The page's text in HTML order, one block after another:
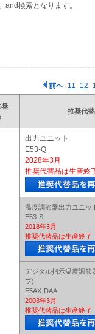
検索となります。
前へ 11 12
奨
推奨代
出力ユニット
E53-Q
2028年3月
推奨代替品は生産終
温度調節器出力ユニッ
E53-S
2018年3月
推奨代替品は生産終了
デジタル指示温度調節
プ)
E5AX-DAA
2003年3月
推奨代替品は生産終了